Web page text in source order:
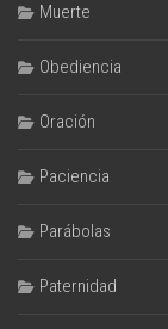
Muerte
Obediencia
Oración
Paciencia
Parábolas
Paternidad